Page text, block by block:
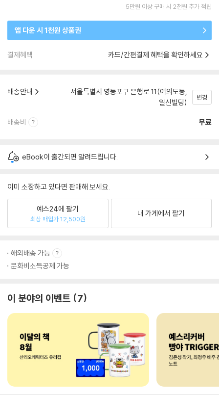
5만원 이상 구매 시 2천원 추가 적립
앱 다운 시 1천원 상품권
결제혜택 카드/간편결제 혜택을 확인하세요
배송안내
서울특별시 영등포구 은행로 11(여의도동,
일신빌딩)
변경
배송비 무료
eBook이 출간되면 알려드립니다.
이미 소장하고 있다면 판매해 보세요.
예스24에 팔기
최상 매입가 12,500원
내 가게에서 팔기
해외배송 가능
문화비소득공제 가능
이 분야의 이벤트 7